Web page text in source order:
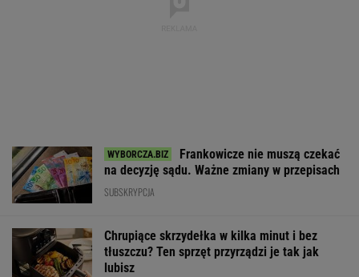
Frankowicze nie muszą czekać
na decyzję sądu. Ważne zmiany w przepisach
SUBSKRYPCJA
Chrupiące skrzydełka w kilka minut i bez
tłuszczu? Ten sprzęt przyrządzi je tak jak
lubisz